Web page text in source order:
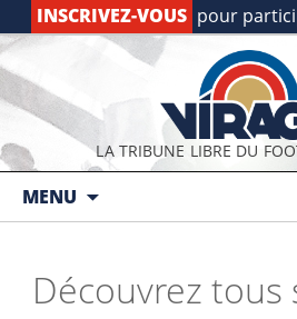
INSCRIVEZ-VOUS pour
LA TRIBUNE LIBRE DU
MENU
Aller au contenu principal
Découvrez tous